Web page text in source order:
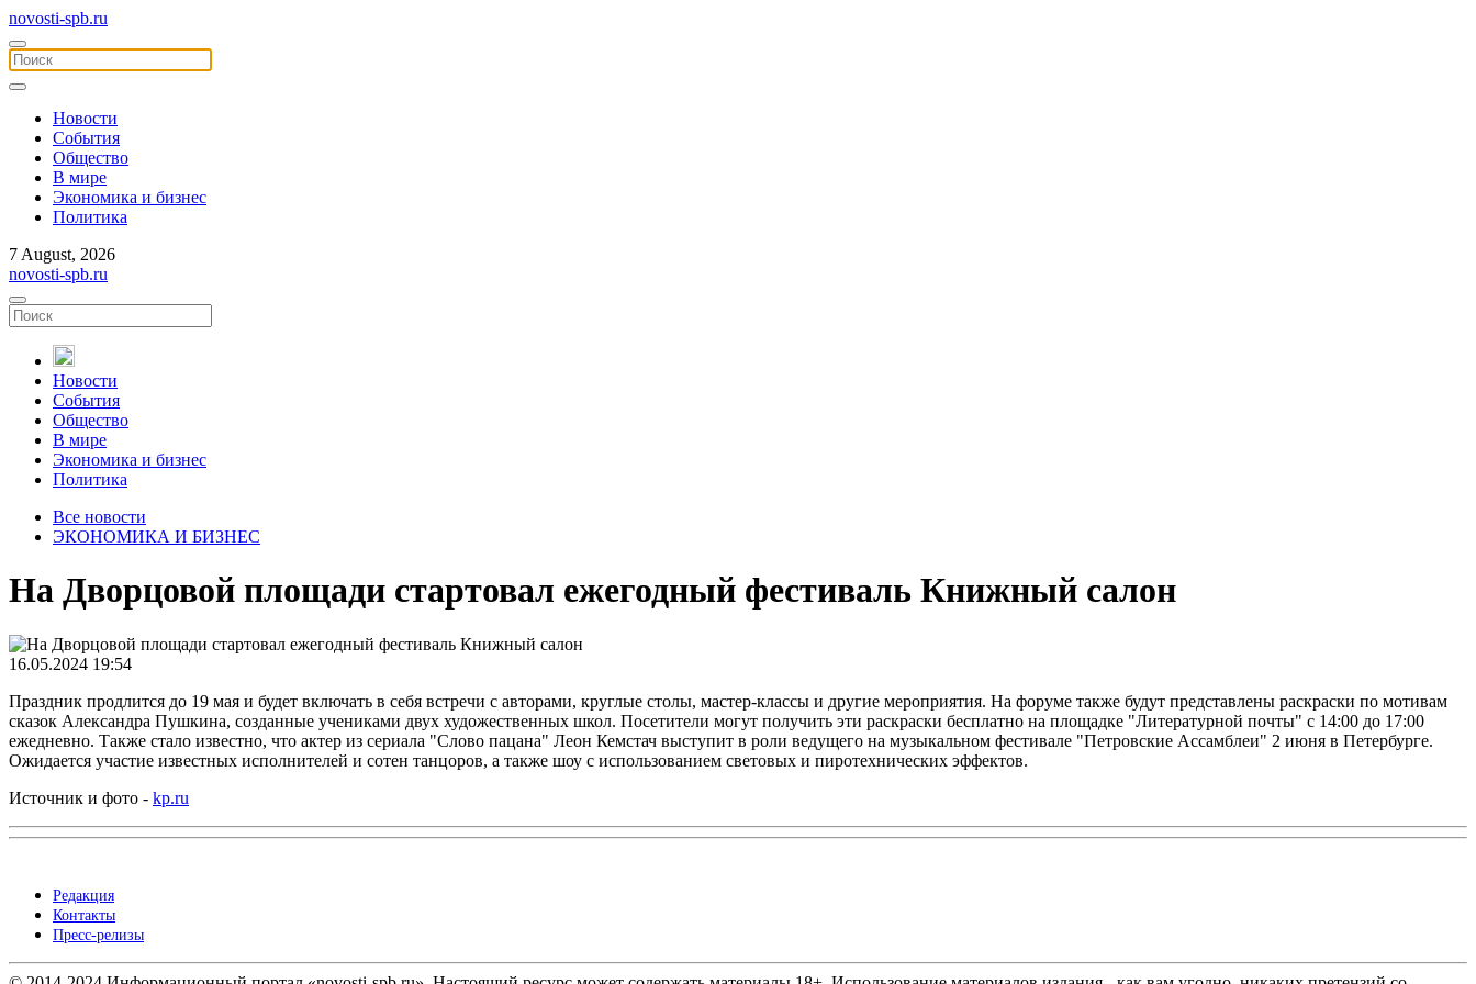
novosti-spb.ru
Новости
События
Общество
В мире
Экономика и бизнес
Политика
7 August, 2026
novosti-spb.ru
Новости
События
Общество
В мире
Экономика и бизнес
Политика
Все новости
ЭКОНОМИКА И БИЗНЕС
На Дворцовой площади стартовал ежегодный фестиваль Книжный салон
16.05.2024 19:54
Праздник продлится до 19 мая и будет включать в себя встречи с авторами, круглые столы, мастер-классы и другие мероприятия. На форуме также будут представлены раскраски по мотивам
сказок Александра Пушкина, созданные учениками двух художественных школ. Посетители могут получить эти раскраски бесплатно на площадке "Литературной почты" с 14:00 до 17:00
ежедневно. Также стало известно, что актер из сериала "Слово пацана" Леон Кемстач выступит в роли ведущего на музыкальном фестивале "Петровские Ассамблеи" 2 июня в Петербурге.
Ожидается участие известных исполнителей и сотен танцоров, а также шоу с использованием световых и пиротехнических эффектов.
Источник и фото - kp.ru
Редакция
Контакты
Пресс-релизы